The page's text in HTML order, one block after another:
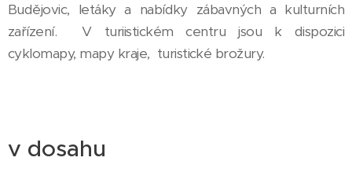
Budějovic, letáky a nabídky zábavných a kulturních
zařízení. V turiistickém centru jsou k dispozici
cyklomapy, mapy kraje, turistické brožury.
v dosahu